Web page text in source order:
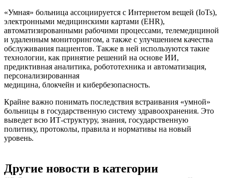
«Умная» больница ассоциируется с Интернетом вещей (IoTs),
электронными медицинскими картами (EHR),
автоматизированными рабочими процессами, телемедициной
и удаленным мониторингом, а также с улучшением качества
обслуживания пациентов. Также в ней используются такие
технологии, как принятие решений на основе ИИ,
предиктивная аналитика, робототехника и автоматизация,
персонализированная
медицина, блокчейн и кибербезопасность.
Крайне важно понимать последствия встраивания «умной»
больницы в государственную систему здравоохранения. Это
выведет всю ИТ-структуру, знания, государственную
политику, протоколы, правила и нормативы на новый
уровень.
Другие новости в категории